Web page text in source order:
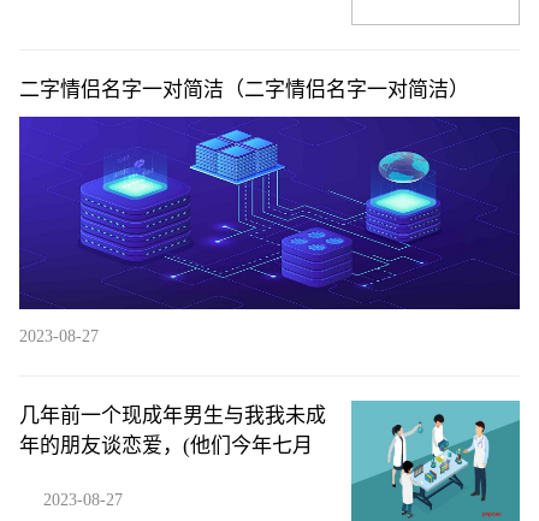
二字情侣名字一对简洁（二字情侣名字一对简洁）
2023-08-27
几年前一个现成年男生与我我未成
年的朋友谈恋爱，(他们今年七月
2023-08-27